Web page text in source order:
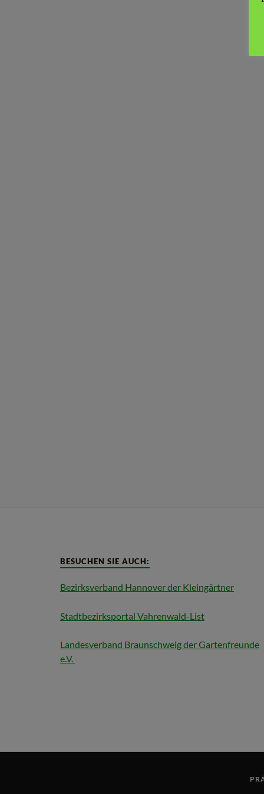
BESUCHEN SIE AUCH:
Bezirksverband Hannover der Kleingärtner
Stadtbezirksportal Vahrenwald-List
Landesverband Braunschweig der Gartenfreunde
e.V.